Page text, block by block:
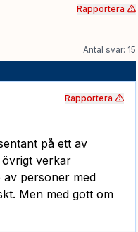
Rapportera
Antal svar: 15
på ett av
övrigt verkar
av personer med
Men med gott om
Rapportera